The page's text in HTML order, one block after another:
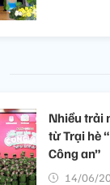
Nhiều trải
từ Trại hè
Công an”
14/06/